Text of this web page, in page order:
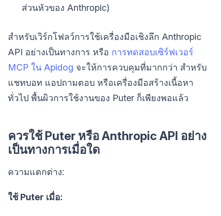
ส่วนหัวของ Anthropic)
สำหรับเวิร์กโฟลว์การใช้เครื่องมือเชิงลึก Anthropic
API อย่างเป็นทางการ หรือ การทดสอบเซิร์ฟเวอร์
MCP ใน Apidog จะให้การควบคุมที่มากกว่า สำหรับ
แชทบอท แอปถามตอบ หรือเครื่องมือสร้างเนื้อหา
ทั่วไป พื้นผิวการใช้งานของ Puter ก็เพียงพอแล้ว
ควรใช้ Puter หรือ Anthropic API อย่าง
เป็นทางการเมื่อใด
ความแตกต่าง:
ใช้ Puter เมื่อ: